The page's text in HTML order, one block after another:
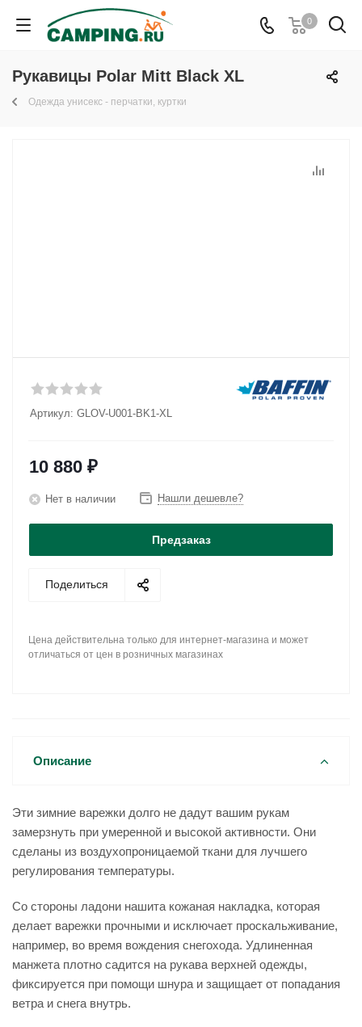
0
Рукавицы Polar Mitt Black XL
Одежда унисекс - перчатки, куртки
Артикул: GLOV-U001-BK1-XL
10 880 ₽
Нет в наличии Нашли дешевле?
Предзаказ
Поделиться
Цена действительна только для интернет-магазина и может
отличаться от цен в розничных магазинах
Описание
Эти зимние варежки долго не дадут вашим рукам
замерзнуть при умеренной и высокой активности. Они
сделаны из воздухопроницаемой ткани для лучшего
регулирования температуры.
Со стороны ладони нашита кожаная накладка, которая
делает варежки прочными и исключает проскальживание,
например, во время вождения снегохода. Удлиненная
манжета плотно садится на рукава верхней одежды,
фиксируется при помощи шнура и защищает от попадания
ветра и снега внутрь.